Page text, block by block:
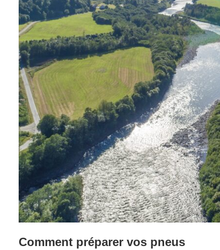
Comment préparer vos pneus